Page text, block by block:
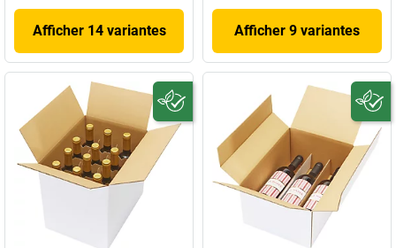
Afficher 14 variantes Afficher 9 variantes